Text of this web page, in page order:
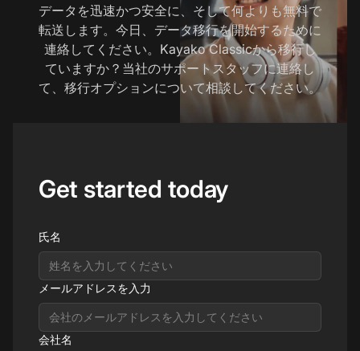
データを迅速かつ安全に、そして何よりも無料で
転送します。今日、データ移行を開始するために
連絡してください。Kayako Classicから移行し
ていますか？当社のサポートスタッフに連絡し
て、移行オプションについて相談してください。
Get started today
氏名
メールアドレスを入力
会社名